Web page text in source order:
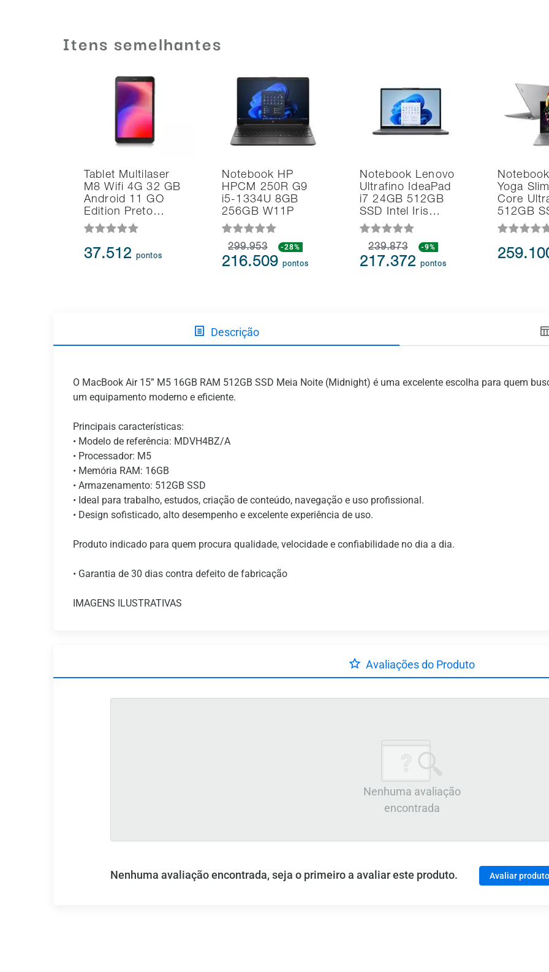
Itens semelhantes
Tablet Multilaser
M8 Wifi 4G 32 GB
Android 11 GO
Edition Preto…
37.512pontos
Notebook HP
HPCM 250R G9
i5-1334U 8GB
256GB W11P
299.953 -28%
216.509pontos
Notebook Lenovo
Ultrafino IdeaPad
i7 24GB 512GB
SSD Intel Iris…
239.873 -9%
217.372pontos
Yoga
Core
512GB
Descrição
O MacBook Air 15” M5 16GB RAM 512GB SSD Meia Noite (Midnight) é uma excelente escolha para quem
um equipamento moderno e eficiente.
Principais características:
• Modelo de referência: MDVH4BZ/A
• Processador: M5
• Memória RAM: 16GB
• Armazenamento: 512GB SSD
• Ideal para trabalho, estudos, criação de conteúdo, navegação e uso profissional.
• Design sofisticado, alto desempenho e excelente experiência de uso.
Produto indicado para quem procura qualidade, velocidade e confiabilidade no dia a dia.
• Garantia de 30 dias contra defeito de fabricação
IMAGENS ILUSTRATIVAS
Avaliações do Produto
Nenhuma avaliação
encontrada
Nenhuma avaliação encontrada, seja o primeiro a avaliar este produto. Avaliar produto